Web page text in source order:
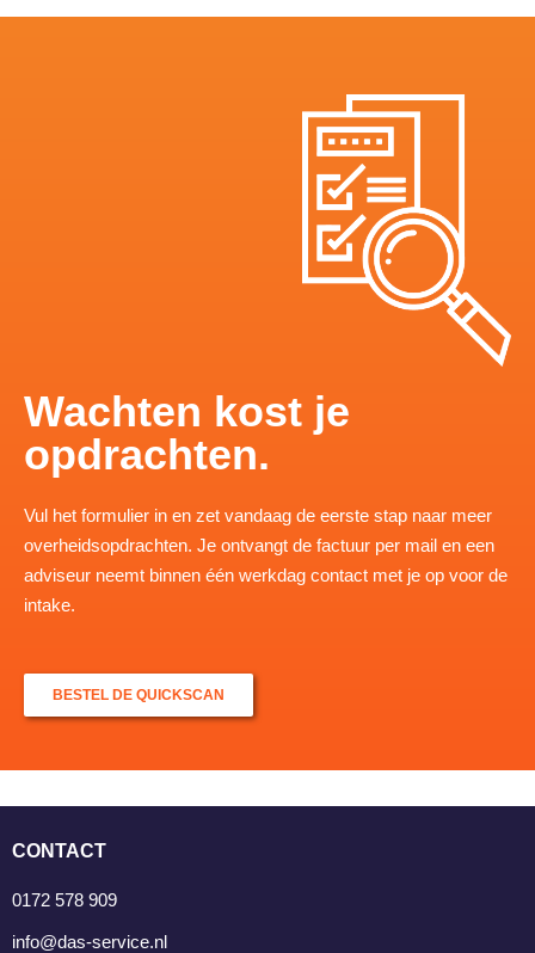
Wachten kost je
opdrachten.
Vul het formulier in en zet vandaag de eerste stap naar meer
overheidsopdrachten. Je ontvangt de factuur per mail en een
adviseur neemt binnen één werkdag contact met je op voor de
intake.
BESTEL DE QUICKSCAN
CONTACT
0172 578 909
info@das-service.nl